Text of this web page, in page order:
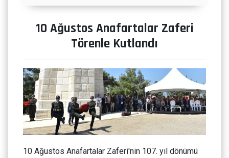
10 Ağustos Anafartalar Zaferi
Törenle Kutlandı
10 Ağustos Anafartalar Zaferi'nin 107. yıl dönümü